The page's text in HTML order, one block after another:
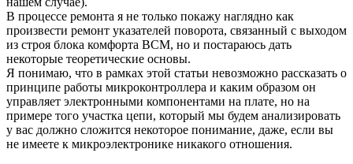
В процессе ремонта я не только покажу наглядно как
произвести ремонт указателей поворота, связанный с выходом
из строя блока комфорта BCM, но и постараюсь дать
некоторые теоретические основы.
Я понимаю, что в рамках этой статьи невозможно рассказать о
принципе работы микроконтроллера и каким образом он
управляет электронными компонентами на плате, но на
примере того участка цепи, который мы будем анализировать
у вас должно сложится некоторое понимание, даже, если вы
не имеете к микроэлектронике никакого отношения.